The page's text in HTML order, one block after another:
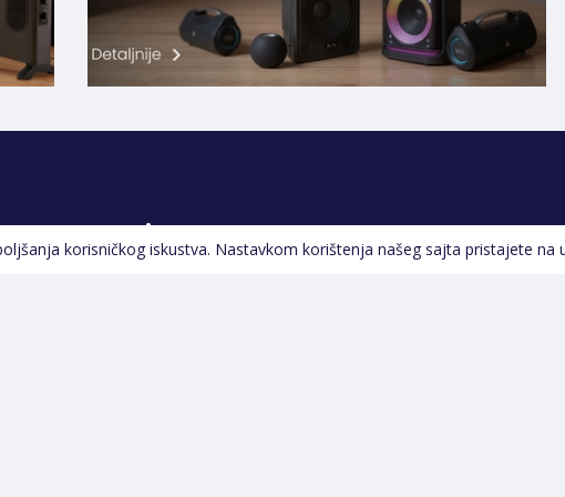
Pratite nas
korisničkog iskustva. Nastavkom korištenja našeg sajta pristajete na